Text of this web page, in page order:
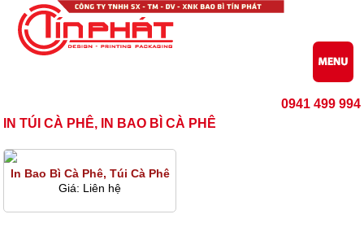
0941 499 994
IN TÚI CÀ PHÊ, IN BAO BÌ CÀ PHÊ
In Bao Bì Cà Phê, Túi Cà Phê
Giá: Liên hệ